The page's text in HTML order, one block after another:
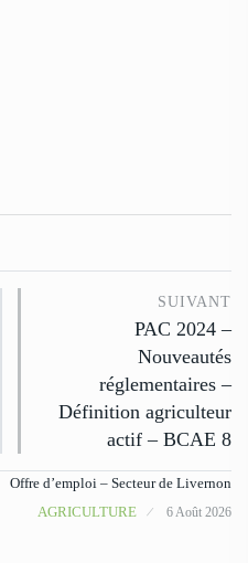
SUIVANT
PAC 2024 –
Nouveautés
réglementaires –
Définition agriculteur
actif – BCAE 8
Offre d’emploi – Secteur de Livernon
AGRICULTURE
6 Août 2026